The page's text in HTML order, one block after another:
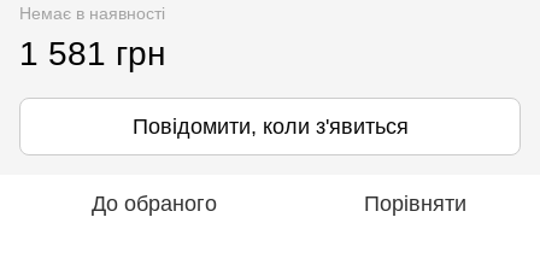
Немає в наявності
1 581 грн
Повідомити, коли з'явиться
До обраного Порівняти